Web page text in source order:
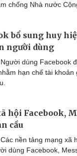
Xe máy
Tư vấn
Giải trí
Thời trang
Sao Việt
chống Nhà nước
bổ sung huy
người dùng
dùng Facebook
hạn chế tài
hội Facebook,
cầu
nền tảng mạng xã
dùng Facebook,